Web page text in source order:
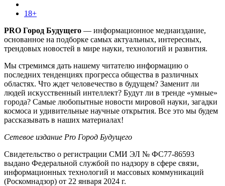
18+
PRO Город Будущего — информационное медиаиздание,
основанное на подборке самых актуальных, интересных,
трендовых новостей в мире науки, технологий и развития.
Мы стремимся дать нашему читателю информацию о
последних тенденциях прогресса общества в различных
областях. Что ждет человечество в будущем? Заменит ли
людей искусственный интеллект? Будут ли в тренде «умные»
города? Самые любопытные новости мировой науки, загадки
космоса и удивительные научные открытия. Все это мы будем
рассказывать в наших материалах!
Сетевое издание Pro Город Будущего
Свидетельство о регистрации СМИ ЭЛ № ФС77-86593
выдано Федеральной службой по надзору в сфере связи,
информационных технологий и массовых коммуникаций
(Роскомнадзор) от 22 января 2024 г.